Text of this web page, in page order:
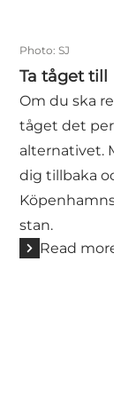
Photo: SJ
Ta tåget till
Om du ska
tåget det
alternativet.
dig tillbaka
stan.
Read more